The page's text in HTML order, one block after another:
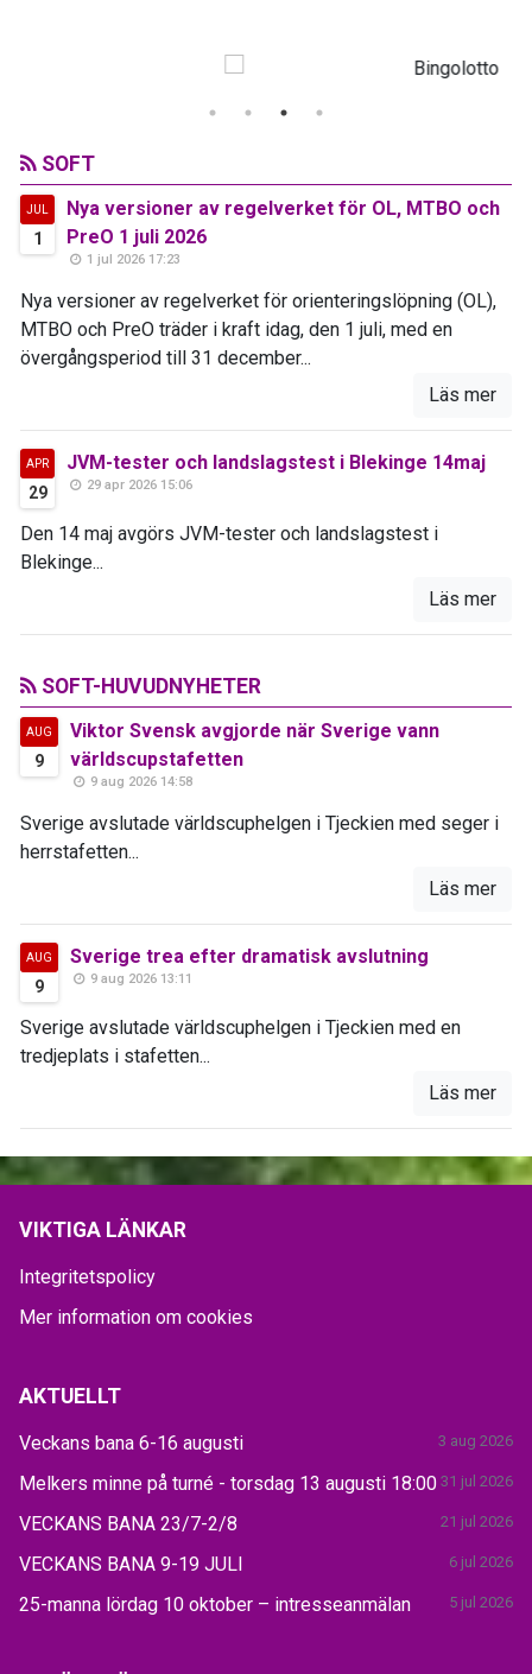
SOFT
JUL
1
Nya versioner av regelverket för OL, MTBO och
PreO 1 juli 2026
1 jul 2026 17:23
Nya versioner av regelverket för orienteringslöpning (OL),
MTBO och PreO träder i kraft idag, den 1 juli, med en
övergångsperiod till 31 december...
Läs mer
APR
29
JVM-tester och landslagstest i Blekinge 14maj
29 apr 2026 15:06
Den 14 maj avgörs JVM-tester och landslagstest i
Blekinge...
Läs mer
SOFT-HUVUDNYHETER
AUG
9
Viktor Svensk avgjorde när Sverige vann
världscupstafetten
9 aug 2026 14:58
Sverige avslutade världscuphelgen i Tjeckien med seger i
herrstafetten...
Läs mer
AUG
9
Sverige trea efter dramatisk avslutning
9 aug 2026 13:11
Sverige avslutade världscuphelgen i Tjeckien med en
tredjeplats i stafetten...
Läs mer
VIKTIGA LÄNKAR
Integritetspolicy
Mer information om cookies
AKTUELLT
Veckans bana 6-16 augusti 3 aug 2026
Melkers minne på turné - torsdag 13 augusti 18:00 31 jul 2026
VECKANS BANA 23/7-2/8 21 jul 2026
VECKANS BANA 9-19 JULI 6 jul 2026
25-manna lördag 10 oktober – intresseanmälan 5 jul 2026